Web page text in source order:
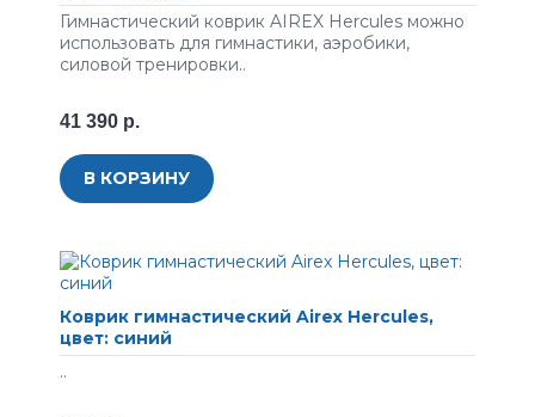
Гимнастический коврик AIREX Hercules можно
использовать для гимнастики, аэробики,
силовой тренировки..
41 390 р.
В КОРЗИНУ
Коврик гимнастический Airex Hercules,
цвет: синий
..